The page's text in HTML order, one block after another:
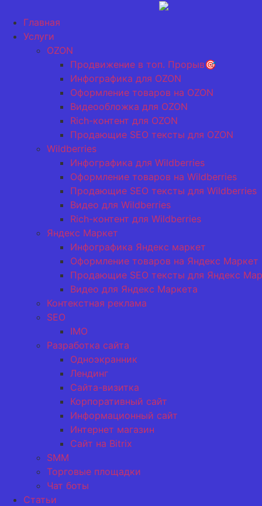
содержимому
Главная
Услуги
OZON
Продвижение в топ. Прорыв🎯
Инфографика для OZON
Оформление товаров на OZON
Видеообложка для OZON
Rich-контент для OZON
Продающие SEO тексты для OZON
Wildberries
Инфографика для Wildberries
Оформление товаров на Wildberries
Продающие SEO тексты для Wildberries
Видео для Wildberries
Rich-контент для Wildberries
Яндекс Маркет
Инфографика Яндекс маркет
Оформление товаров на Яндекс Маркет
Продающие SEO тексты для Яндекс
Видео для Яндекс Маркета
Контекстная реклама
SEO
IMO
Разработка сайта
Одноэкранник
Лендинг
Сайта-визитка
Корпоративный сайт
Информационный сайт
Интернет магазин
Сайт на Bitrix
SMM
Торговые площадки
Чат боты
Статьи